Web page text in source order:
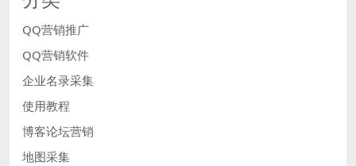
QQ营销推广
QQ营销软件
企业名录采集
使用教程
博客论坛营销
地图采集